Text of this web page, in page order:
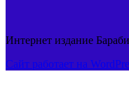
Интернет издание
Сайт работает на